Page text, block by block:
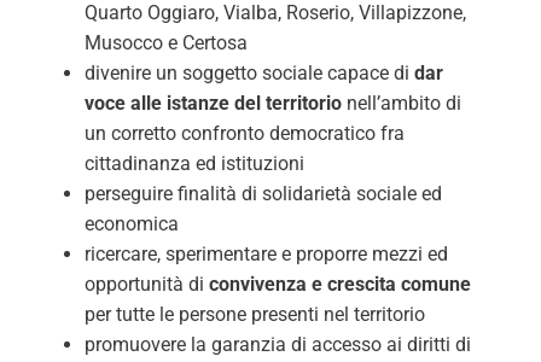
Quarto Oggiaro, Vialba, Roserio, Villapizzone,
Musocco e Certosa
divenire un soggetto sociale capace di dar
voce alle istanze del territorio nell’ambito di
un corretto confronto democratico fra
cittadinanza ed istituzioni
perseguire finalità di solidarietà sociale ed
economica
ricercare, sperimentare e proporre mezzi ed
opportunità di convivenza e crescita comune
per tutte le persone presenti nel territorio
promuovere la garanzia di accesso ai diritti di